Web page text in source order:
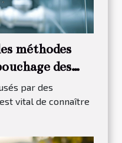
méthodes
des
par des
vital de connaître